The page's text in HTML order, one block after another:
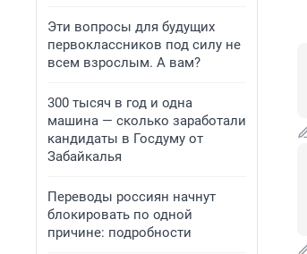
Эти вопросы для будущих
первоклассников под силу не
всем взрослым. А вам?
300 тысяч в год и одна
машина — сколько заработали
кандидаты в Госдуму от
Забайкалья
Переводы россиян начнут
блокировать по одной
причине: подробности